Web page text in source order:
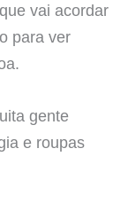
vai acordar
para ver
gente
e roupas